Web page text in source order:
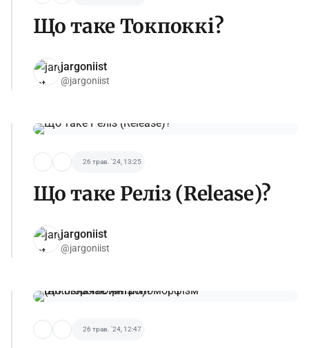
Що таке Токпоккі?
jargoniist
@jargoniist
26 трав. '24, 13:25
Що таке Реліз (Release)?
jargoniist
@jargoniist
26 трав. '24, 12:47